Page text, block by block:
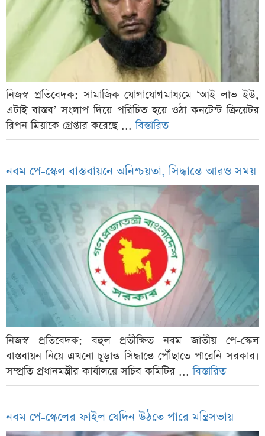
নিজস্ব প্রতিবেদক: সামাজিক যোগাযোগমাধ্যমে ‘আই লাভ ইউ,
এটাই বাস্তব’ সংলাপ দিয়ে পরিচিত হয়ে ওঠা কনটেন্ট ক্রিয়েটর
রিপন মিয়াকে গ্রেপ্তার করেছে ...বিস্তারিত
নবম পে-স্কেল বাস্তবায়নে অনিশ্চয়তা, সিদ্ধান্তে আরও সময়
নিজস্ব প্রতিবেদক: বহুল প্রতীক্ষিত নবম জাতীয় পে-স্কেল
বাস্তবায়ন নিয়ে এখনো চূড়ান্ত সিদ্ধান্তে পৌঁছাতে পারেনি সরকার।
সম্প্রতি প্রধানমন্ত্রীর কার্যালয়ে সচিব কমিটির ...বিস্তারিত
নবম পে-স্কেলের ফাইল যেদিন উঠতে পারে মন্ত্রিসভায়